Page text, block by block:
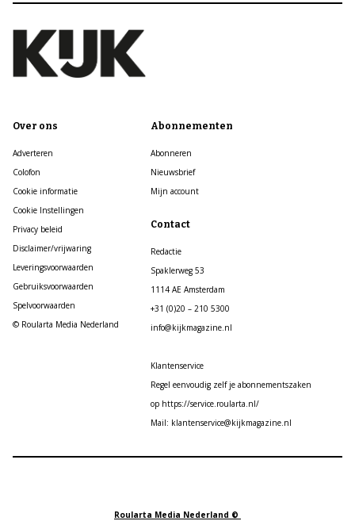
Over ons
Adverteren
Colofon
Cookie informatie
Cookie Instellingen
Privacy beleid
Disclaimer/vrijwaring
Leveringsvoorwaarden
Gebruiksvoorwaarden
Spelvoorwaarden
© Roularta Media Nederland
Abonnementen
Abonneren
Nieuwsbrief
Mijn account
Contact
Redactie
Spaklerweg 53
1114 AE Amsterdam
+31 (0)20 – 210 5300
info@kijkmagazine.nl
Klantenservice
Regel eenvoudig zelf je abonnementszaken
op https://service.roularta.nl/
Mail: klantenservice@kijkmagazine.nl
Roularta Media Nederland ©